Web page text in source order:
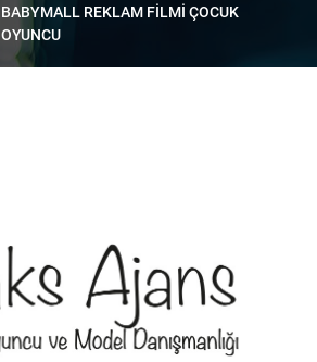
BABYMALL REKLAM FILMI ÇOCUK
OYUNCU